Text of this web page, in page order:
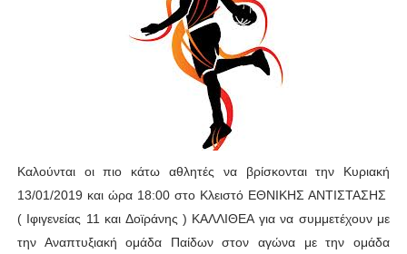
U21: Τεράστια πρόκριση για τον Πανελευσινιακό στον
Γ΄ανδρών play offs : "Σκληρό" καρύδι η Φιλία Περάματος
Play off B εφήβων Β φάση Στο f4 ΑΕ Ρέντη, Πέρα , Ερμής
Καλούνται οι πιο κάτω αθλητές να βρίσκονται την Κυριακή
13/01/2019 και ώρα 18:00 στο Κλειστό ΕΘΝΙΚΗΣ ΑΝΤΙΣΤΑΣΗΣ
( Ιφιγενείας 11 και Δοϊράνης ) ΚΑΛΛΙΘΕΑ για να συμμετέχουν με
την Αναπτυξιακή ομάδα Παίδων στον αγώνα με την ομάδα